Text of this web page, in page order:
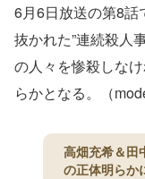
6月6日放送の第8話
抜かれた”連続殺人
の人々を惨殺しな
らかとなる。（
高畑充希＆
の正体明らか